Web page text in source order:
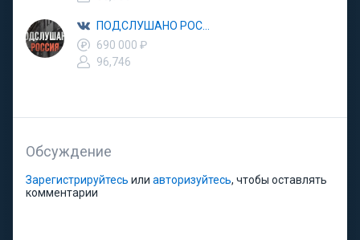
690 000 ₽
96,746
Обсуждение
Зарегистрируйтесь или авторизуйтесь, чтобы оставлять
комментарии